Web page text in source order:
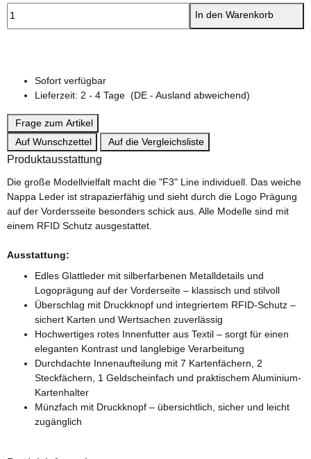
In den Warenkorb
Sofort verfügbar
Lieferzeit: 2 - 4 Tage (DE - Ausland abweichend)
Frage zum Artikel
Auf Wunschzettel
Auf die Vergleichsliste
Produktausstattung
Die große Modellvielfalt macht die "F3" Line individuell. Das weiche
Nappa Leder ist strapazierfähig und sieht durch die Logo Prägung
auf der Vordersseite besonders schick aus. Alle Modelle sind mit
einem RFID Schutz ausgestattet.
Ausstattung:
Edles Glattleder mit silberfarbenen Metalldetails und
Logoprägung auf der Vorderseite – klassisch und stilvoll
Überschlag mit Druckknopf und integriertem RFID-Schutz –
sichert Karten und Wertsachen zuverlässig
Hochwertiges rotes Innenfutter aus Textil – sorgt für einen
eleganten Kontrast und langlebige Verarbeitung
Durchdachte Innenaufteilung mit 7 Kartenfächern, 2
Steckfächern, 1 Geldscheinfach und praktischem Aluminium-
Kartenhalter
Münzfach mit Druckknopf – übersichtlich, sicher und leicht
zugänglich